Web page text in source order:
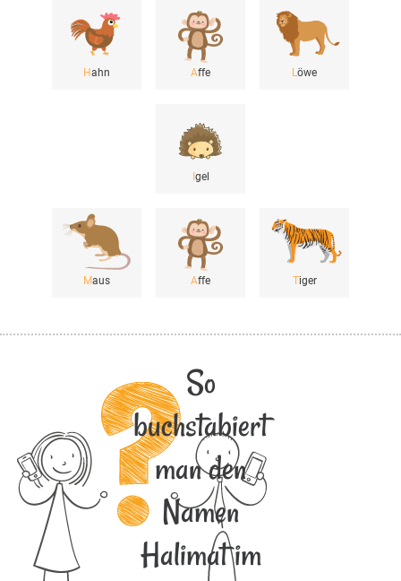
Hahn Affe Löwe
gel
Maus Affe Tiger
So
buchstabiert
man den
Namen
Halimat im